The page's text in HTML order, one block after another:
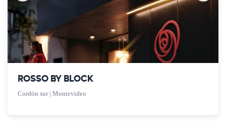
ROSSO BY BLOCK
Cordón sur | Montevideo